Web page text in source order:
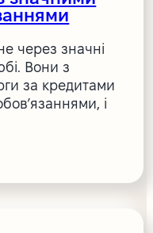
через значні
Вони з
за кредитами
і